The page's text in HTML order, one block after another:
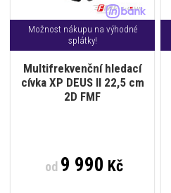
Možnost nákupu na výhodné
splátky!
Multifrekvenční hledací
cívka XP DEUS II 22,5 cm
2D FMF
od9 990 Kč